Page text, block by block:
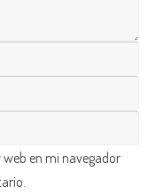
en mi navegador